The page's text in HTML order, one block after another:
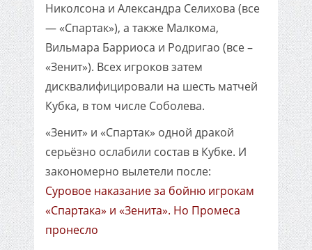
Николсона и Александра Селихова (все
— «Спартак»), а также Малкома,
Вильмара Барриоса и Родригао (все –
«Зенит»). Всех игроков затем
дисквалифицировали на шесть матчей
Кубка, в том числе Соболева.
«Зенит» и «Спартак» одной дракой
серьёзно ослабили состав в Кубке. И
закономерно вылетели после:
Суровое наказание за бойню игрокам
«Спартака» и «Зенита». Но Промеса
пронесло